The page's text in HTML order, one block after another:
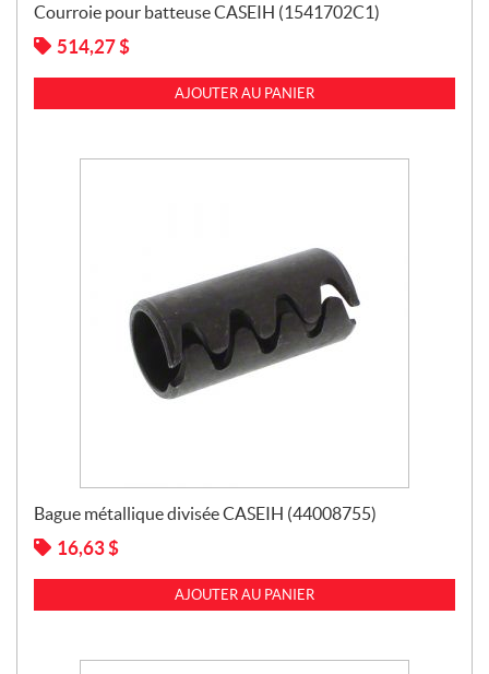
Courroie pour batteuse CASEIH (1541702C1)
514,27$
AJOUTER AU PANIER
Bague métallique divisée CASEIH (44008755)
16,63 $
AJOUTER AU PANIER